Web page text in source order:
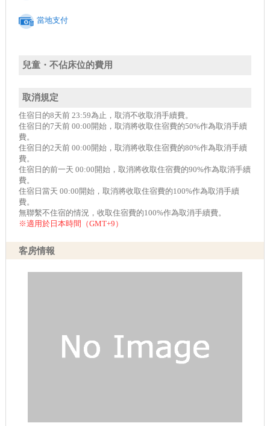
當地支付
兒童・不佔床位的費用
取消規定
住宿日的8天前 23:59為止，取消不收取消手續費。
住宿日的7天前 00:00開始，取消將收取住宿費的50%作為取消手續
費。
住宿日的2天前 00:00開始，取消將收取住宿費的80%作為取消手續
費。
住宿日的前一天 00:00開始，取消將收取住宿費的90%作為取消手續
費。
住宿日當天 00:00開始，取消將收取住宿費的100%作為取消手續
費。
無聯繫不住宿的情況，收取住宿費的100%作為取消手續費。
※適用於日本時間（GMT+9）
客房情報